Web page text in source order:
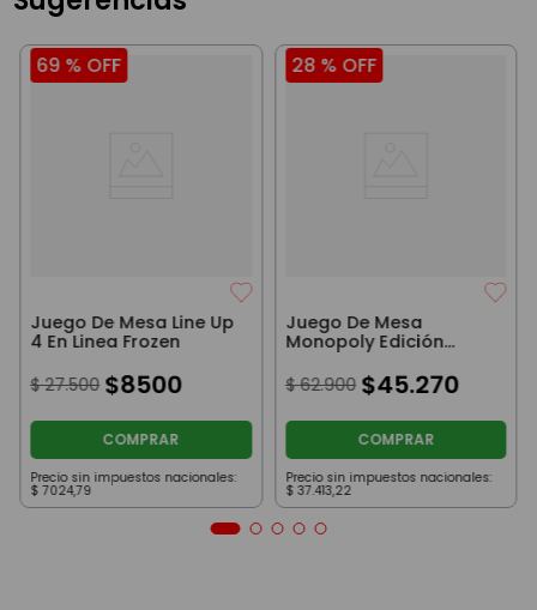
69 % OFF
Juego De Mesa Line Up
4 En Linea Frozen
$ 27.500 $8500
COMPRAR
Precio sin impuestos nacionales:
$ 7024,79
28 % OFF
Juego De Mesa
Monopoly Edición
Popular Hasbro
$ 62.900 $45.270
COMPRAR
Precio sin impuestos nacionales:
$ 37.413,22